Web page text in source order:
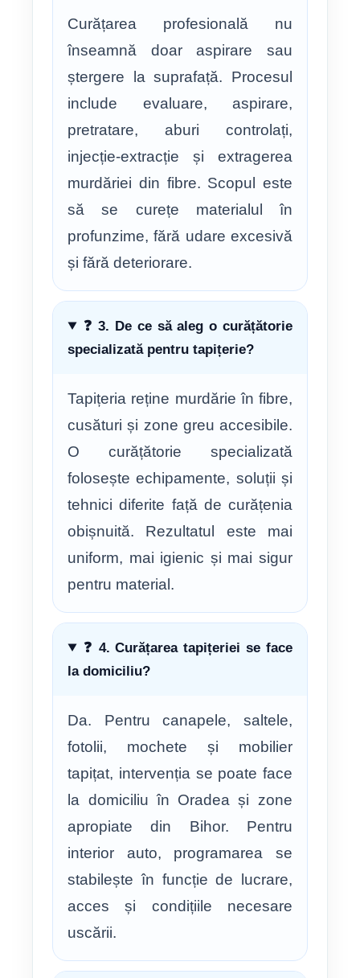
Curățarea profesională nu
înseamnă doar aspirare sau
ștergere la suprafață. Procesul
include evaluare, aspirare,
pretratare, aburi controlați,
injecție-extracție și extragerea
murdăriei din fibre. Scopul este
să se curețe materialul în
profunzime, fără udare excesivă
și fără deteriorare.
❓ 3. De ce să aleg o curățătorie
specializată pentru tapițerie?
Tapițeria reține murdărie în fibre,
cusături și zone greu accesibile.
O curățătorie specializată
folosește echipamente, soluții și
tehnici diferite față de curățenia
obișnuită. Rezultatul este mai
uniform, mai igienic și mai sigur
pentru material.
❓ 4. Curățarea tapițeriei se face
la domiciliu?
Da. Pentru canapele, saltele,
fotolii, mochete și mobilier
tapițat, intervenția se poate face
la domiciliu în Oradea și zone
apropiate din Bihor. Pentru
interior auto, programarea se
stabilește în funcție de lucrare,
acces și condițiile necesare
uscării.